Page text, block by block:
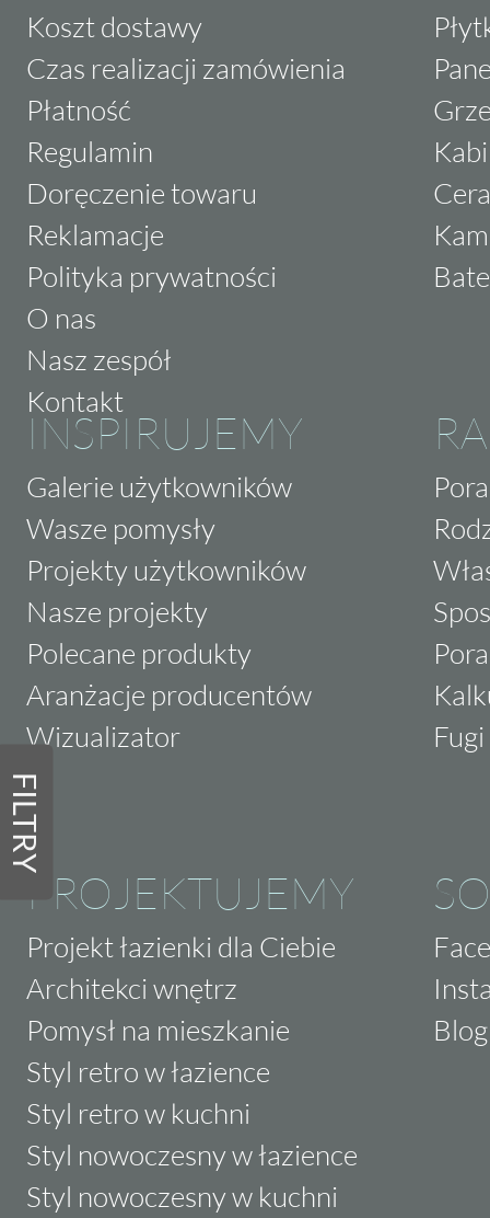
FILTRY
Koszt dostawy
Czas realizacji zamówienia
Płatność
Regulamin
Doręczenie towaru
Reklamacje
Polityka prywatności
O nas
Nasz zespół
Kontakt
INSPIRUJEMY
Galerie użytkowników
Wasze pomysły
Projekty użytkowników
Nasze projekty
Polecane produkty
Aranżacje producentów
Wizualizator
PROJEKTUJEMY
Projekt łazienki dla Ciebie
Architekci wnętrz
Pomysł na mieszkanie
Styl retro w łazience
Styl retro w kuchni
Styl nowoczesny w łazience
Styl nowoczesny w kuchni
Blog